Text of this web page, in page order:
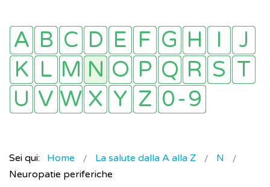
Sei qui: Home La salute dalla A alla Z
N
Neuropatie periferiche